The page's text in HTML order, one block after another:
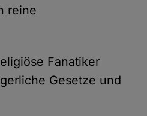
reine
Fanatiker
Gesetze und